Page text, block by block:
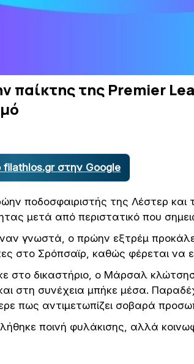
παίκτης της Premier
στην Google
ποδοσφαιριστής της Λέστερ και
μετά από περιστατικό που
γνωστά, ο πρώην εξτρέμ
στο Σρόπσαϊρ, καθώς φέρεται να
στο δικαστήριο, ο Μάρσαλ
στη συνέχεια μπήκε μέσα.
πως αντιμετωπίζει σοβαρά
ποινή φυλάκισης, αλλά